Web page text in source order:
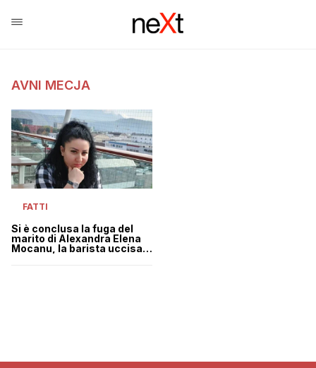
AVNI MECJA
FATTI
Si è conclusa la fuga del
marito di Alexandra Elena
Mocanu, la barista uccisa a